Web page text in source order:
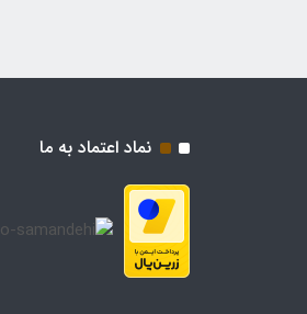
نماد اعتماد به ما